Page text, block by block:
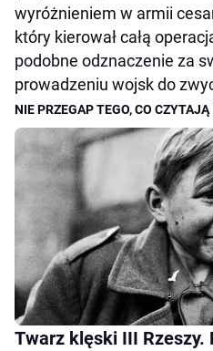
wyróżnieniem w armii
który kierował całą
podobne odznaczenie za
prowadzeniu wojsk do
Twarz klęski III Rzeszy.